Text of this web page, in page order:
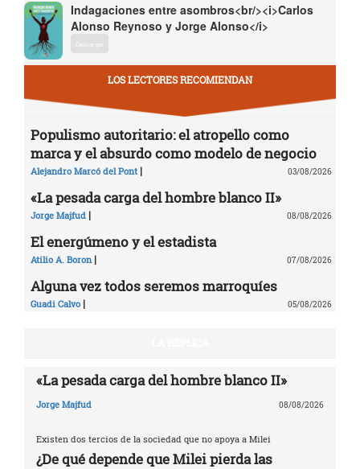
Indagaciones entre asombros<br/><i>Carlos
Alonso Reynoso y Jorge Alonso</i>
Descargar
LOS LECTORES RECOMIENDAN
Populismo autoritario: el atropello como
marca y el absurdo como modelo de negocio
Alejandro Marcó del Pont | 03/08/2026
«La pesada carga del hombre blanco II»
Jorge Majfud | 08/08/2026
El energúmeno y el estadista
Atilio A. Boron | 07/08/2026
Alguna vez todos seremos marroquíes
Guadi Calvo | 05/08/2026
«La pesada carga del hombre blanco II»
Jorge Majfud 08/08/2026
Existen dos tercios de la sociedad que no apoya a Milei
¿De qué depende que Milei pierda las